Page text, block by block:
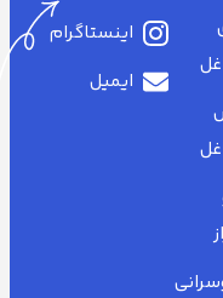
اینستاگرام
ایمیل